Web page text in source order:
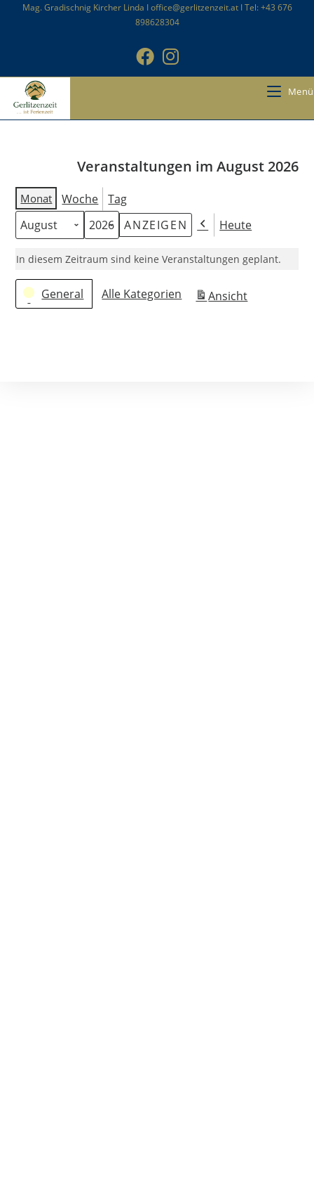
Mag. Gradischnig Kircher Linda I office@gerlitzenzeit.at I Tel: +43 676
898628304
Menü
Veranstaltungen im August 2026
Monat Woche Tag
Monat
Jahr ZurückHeute
In diesem Zeitraum sind keine Veranstaltungen geplant.
KategorienGeneral Alle Kategorien Ansicht
ausdrucken